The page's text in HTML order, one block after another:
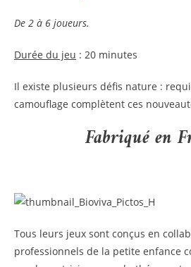
De 2 à 6 joueurs.
Durée du jeu : 20 minutes
Il existe plusieurs défis nature :
camouflage complètent ces
Fabriqué en
Tous leurs jeux sont conçus en
professionnels de la petite enfance